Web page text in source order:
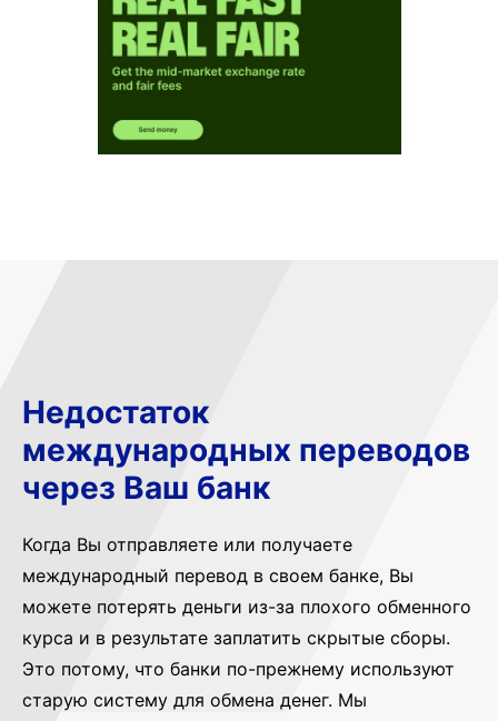
Недостаток
международных переводов
через Ваш банк
Когда Вы отправляете или получаете
международный перевод в своем банке, Вы
можете потерять деньги из-за плохого обменного
курса и в результате заплатить скрытые сборы.
Это потому, что банки по-прежнему используют
старую систему для обмена денег. Мы